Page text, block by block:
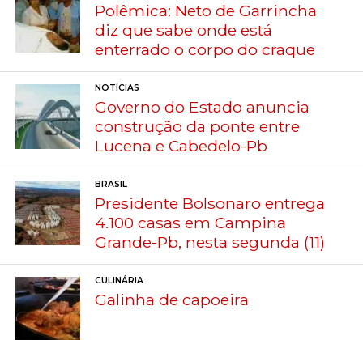
Polêmica: Neto de Garrincha
diz que sabe onde está
enterrado o corpo do craque
NOTÍCIAS
Governo do Estado anuncia
construção da ponte entre
Lucena e Cabedelo-Pb
BRASIL
Presidente Bolsonaro entrega
4.100 casas em Campina
Grande-Pb, nesta segunda (11)
CULINÁRIA
Galinha de capoeira